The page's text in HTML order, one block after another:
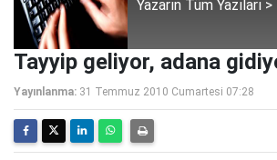
Yazarın Tüm Yazıları >
Tayyip geliyor, adana
Yayınlanma: 31 Temmuz 2010 Cumartesi 07:28